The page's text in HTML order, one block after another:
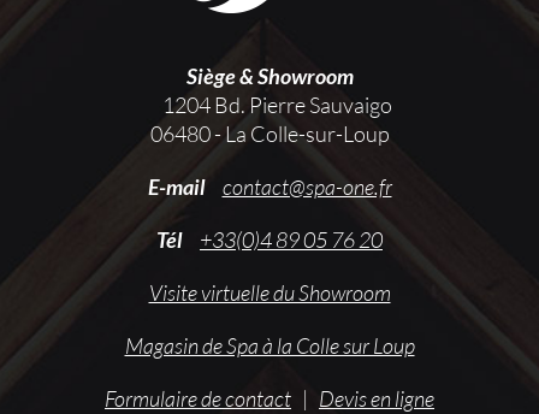
Siège & Showroom
1204 Bd. Pierre Sauvaigo
06480 - La Colle-sur-Loup
E-mail
contact@spa-one.fr
Tél
+33(0)4 89 05 76 20
Visite virtuelle du Showroom
Magasin de Spa à la Colle sur Loup
Formulaire de contact | Devis en ligne